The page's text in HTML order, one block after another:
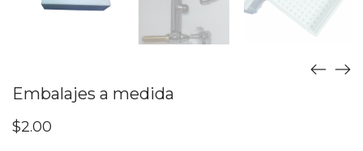
Embalajes a medida
$2.00